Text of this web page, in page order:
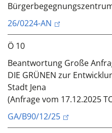
26/0224-AN
Ö 10
Beantwortung Große
DIE GRÜNEN zur
Stadt Jena
(Anfrage vom 17.12.2025
GA/B90/12/25